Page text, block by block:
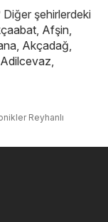
Diğer şehirlerdeki
, Afşin,
, Akçadağ,
Adilcevaz,
Reyhanlı